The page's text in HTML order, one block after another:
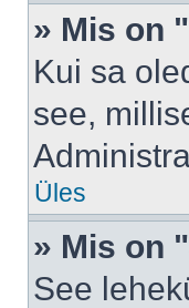
» Mis on
Kui sa
see,
Üles
» Mis on
See